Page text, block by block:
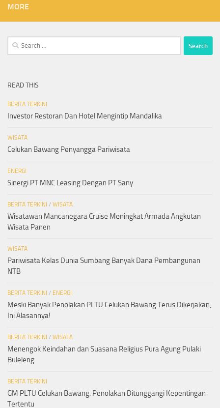
MORE
Search
for:
READ THIS
BERITA TERKINI
Investor Restoran Dan Hotel Mengintip Mandalika
WISATA
Celukan Bawang Penyangga Pariwisata
ENERGI
Sinergi PT MNC Leasing Dengan PT Sany
BERITA TERKINI / WISATA
Wisatawan Mancanegara Cruise Meningkat Armada Angkutan
Wisata Panen
WISATA
Pariwisata Kelas Dunia Sumbang Banyak Dana Pembangunan
NTB
BERITA TERKINI / ENERGI
Meski Banyak Penolakan PLTU Celukan Bawang Terus Dikerjakan,
Ini Alasannya!
BERITA TERKINI / WISATA
Menengok Keindahan dan Suasana Religius Pura Agung Pulaki
Buleleng
BERITA TERKINI
GM PLTU Celukan Bawang: Penolakan Ditunggangi Kepentingan
Tertentu